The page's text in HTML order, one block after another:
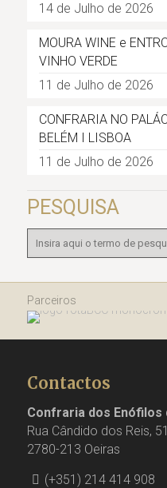
14 de Julho de 2026
MOURA WINE e
VINHO VERDE
11 de Julho de 2026
CONFRARIA NO
BELÉM I LISBOA
11 de Julho de 2026
PESQUISA
Parceiros
Contactos
Confraria dos Enófilos
Rua Cândido dos Reis, 51
2780-213 Oeiras
(+351) 214 414 908